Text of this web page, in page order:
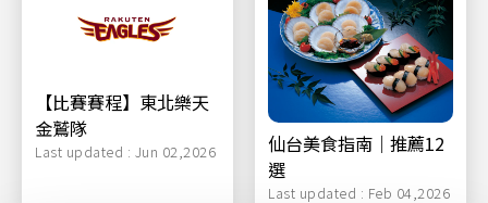
【比賽賽程】東北樂天
金鷲隊
Last updated : Jun 02,2026
仙台美食指南｜推薦12
選
Last updated : Feb 04,2026